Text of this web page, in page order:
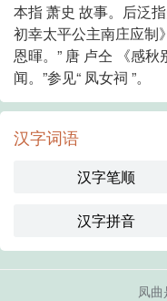
本指 萧史 故事。后泛
初幸太平公主南庄应制
恩暉。” 唐 卢仝 《感
闻。”参见“ 凤女祠 ”。
汉字词语
汉字笔顺
汉字拼音
凤